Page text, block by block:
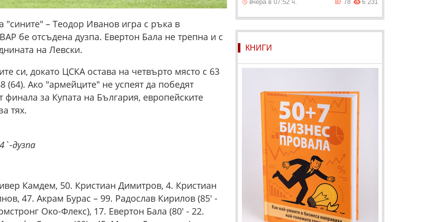
"сините" – Теодор Иванов игра с ръка в
бе отсъдена дузпа. Евертон Бала не трепна и с
на Левски.
си, докато ЦСКА остава на четвърто място с 63
(64). Ако "армейците" не успеят да победят
за Купата на България, европейските
тях.
дузпа
Камдем, 50. Кристиан Димитров, 4. Кристиан
47. Акрам Бурас – 99. Радослав Кирилов (85' -
Око-Флекс), 17. Евертон Бала (80' - 22.
вчера в 07:52 ч. 6 231
78
КНИГИ